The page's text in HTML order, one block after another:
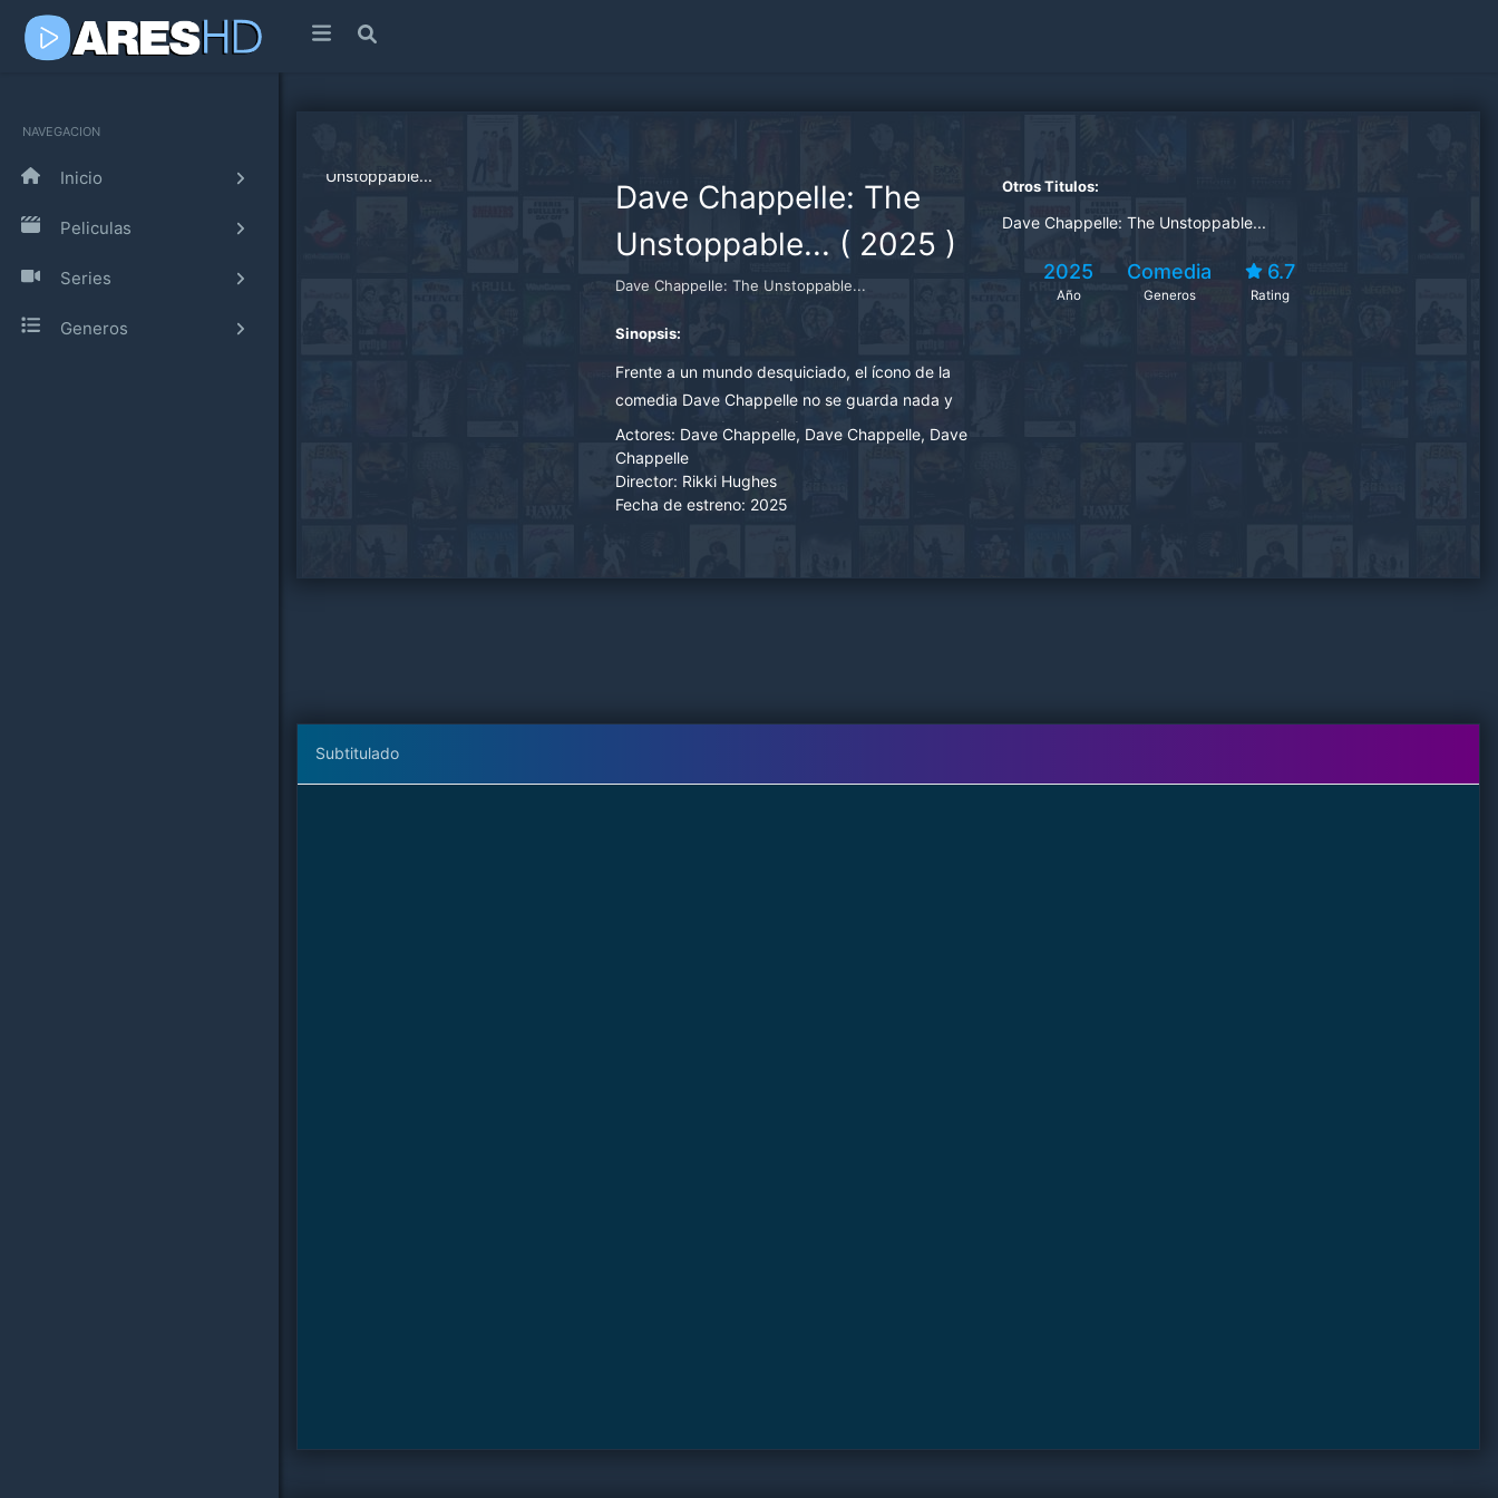
NAVEGACION
Inicio
Peliculas
Series
Generos
Dave Chappelle: The
Unstoppable... ( 2025 )
Dave Chappelle: The Unstoppable...
Sinopsis:
Frente a un mundo desquiciado, el ícono de la
comedia Dave Chappelle no se guarda nada y
comparte osadas verdades y potentes remates
en un especial sin censura.
Actores: Dave Chappelle, Dave Chappelle, Dave
Chappelle
Director: Rikki Hughes
Fecha de estreno: 2025
Otros Titulos:
Dave Chappelle: The Unstoppable...
2025
Año
Comedia
Generos
6.7
Rating
Subtitulado